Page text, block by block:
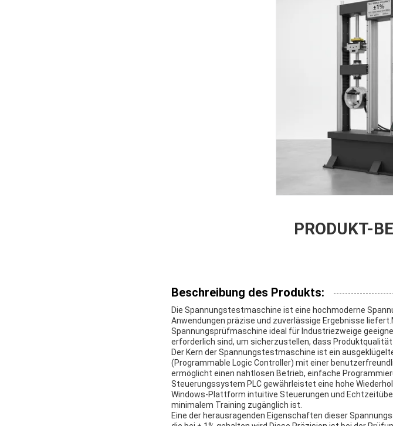
PRODUKT-
Beschreibung des Produkts:
Die Spannungstestmaschine ist eine hochmoderne
Anwendungen präzise und zuverlässige Ergebnisse
Spannungsprüfmaschine ideal für Industriezweige
erforderlich sind, um sicherzustellen, dass
Der Kern der Spannungstestmaschine ist ein
(Programmable Logic Controller) mit einer
ermöglicht einen nahtlosen Betrieb, einfache
Steuerungssystem PLC gewährleistet eine hohe
Windows-Plattform intuitive Steuerungen und
minimalem Training zugänglich ist.
Eine der herausragenden Eigenschaften dieser